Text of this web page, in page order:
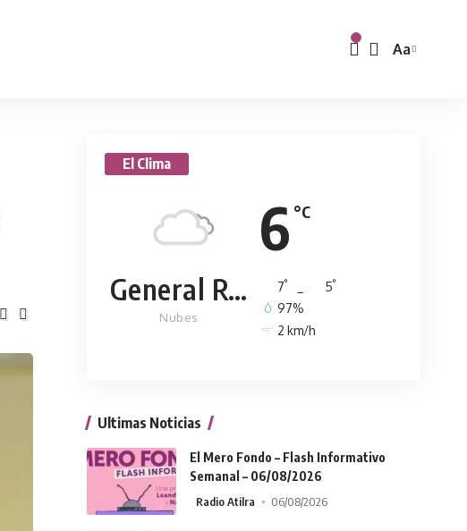
Aa
El Clima
6 °C
General Rodríguez
Nubes
7° 5°
97%
2 km/h
Ultimas Noticias
El Mero Fondo – Flash Informativo
Semanal – 06/08/2026
Radio Atilra 06/08/2026